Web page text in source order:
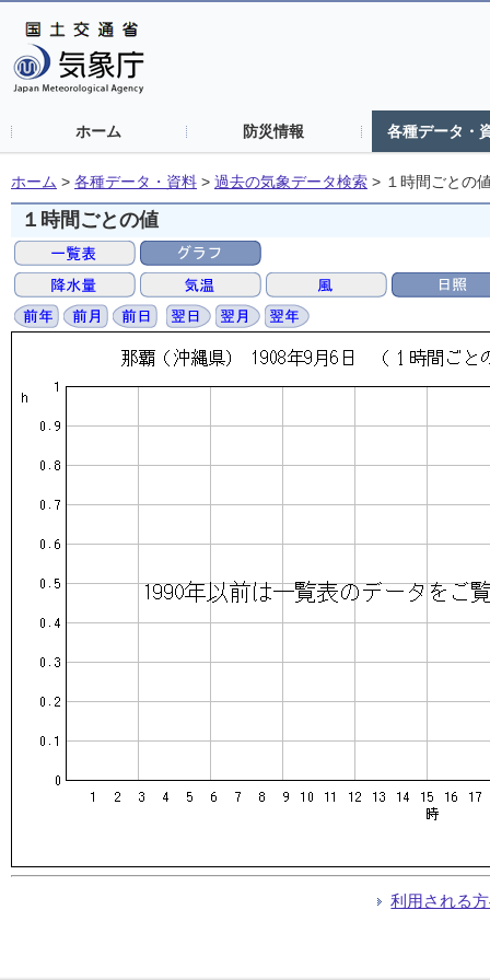
ホーム 防災情報 各種データ・
ホーム > 各種データ・資料 > 過去の気象データ検索 > １時間ごとの
１時間ごとの値
利用される